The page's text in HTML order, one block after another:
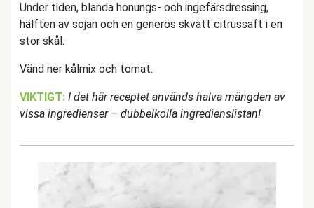
Under tiden, blanda honungs- och ingefärsdressing,
hälften av sojan och en generös skvätt citrussaft i en
stor skål.
Vänd ner kålmix och tomat.
VIKTIGT: I det här receptet används halva mängden av
vissa ingredienser – dubbelkolla ingredienslistan!